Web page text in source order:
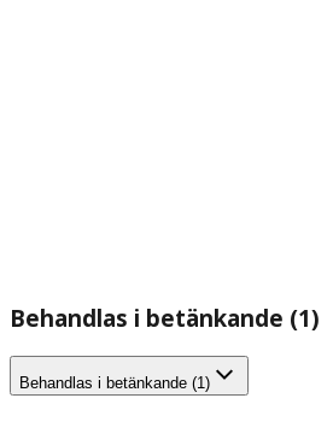
Behandlas i betänkande (1)
Behandlas i betänkande (1)